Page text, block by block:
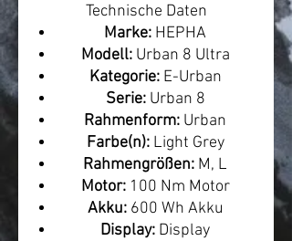
Technische Daten
Marke: HEPHA
Modell:Urban 8 Ultra
Kategorie:E-Urban
Serie:Urban 8
Rahmenform: Urban
Farbe(n):Light Grey
Rahmengrößen: M, L
Motor:100 Nm Motor
Akku:600 Wh Akku
Display: Display